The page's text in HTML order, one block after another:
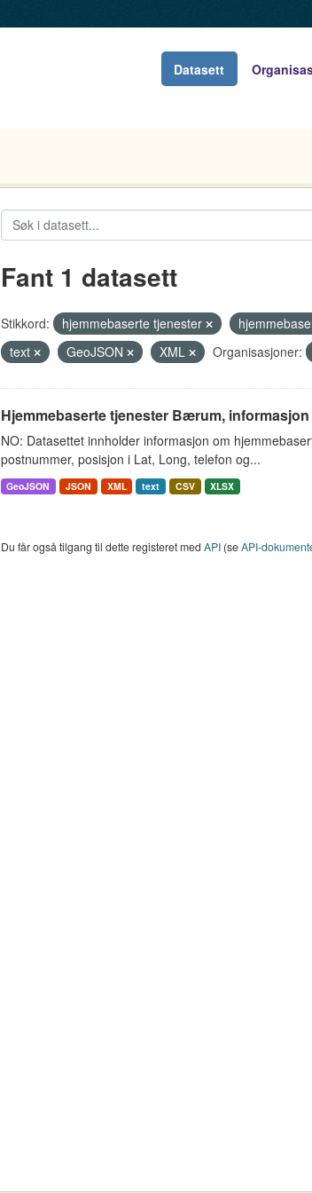
Datasett
Fant 1 datasett
Stikkord: hjemmebaserte tjenester
text
GeoJSON XML Organisasjoner:
Hjemmebaserte tjenester Bærum, informasjon
NO: Datasettet innholder informasjon om
postnummer, posisjon i Lat, Long, telefon og...
GeoJSON JSON XML text CSV XLSX
Du får også tilgang til dette registeret med API(seAPI-